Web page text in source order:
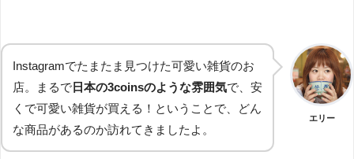
Instagramでたまたま見つけた可愛い雑貨のお
店。まるで 日本の3coinsのような雰囲気で、安
くで可愛い雑貨が買える！ということで、どん
な商品があるのか訪れてきましたよ。
エリー